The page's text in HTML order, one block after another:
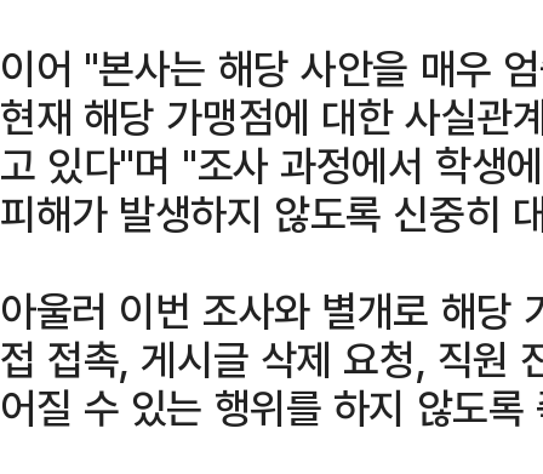
이어 "본사는 해당 사안을 매우
현재 해당 가맹점에 대한 사실관
고 있다"며 "조사 과정에서 학생
피해가 발생하지 않도록 신중히
아울러 이번 조사와 별개로 해당
접 접촉, 게시글 삭제 요청, 직원
어질 수 있는 행위를 하지 않도